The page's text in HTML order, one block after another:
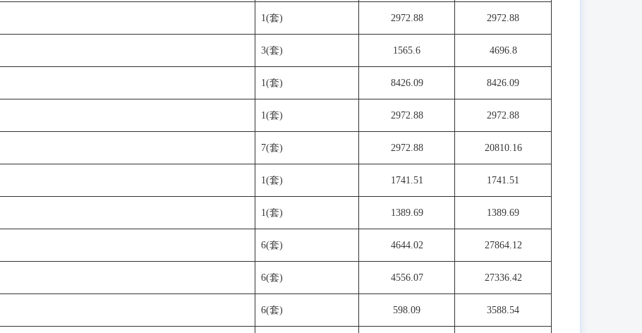
1(套) 2972.88 2972.88
3(套) 1565.6 4696.8
1(套) 8426.09 8426.09
1(套) 2972.88 2972.88
7(套) 2972.88 20810.16
1(套) 1741.51 1741.51
1(套) 1389.69 1389.69
6(套) 4644.02 27864.12
6(套) 4556.07 27336.42
6(套) 598.09 3588.54